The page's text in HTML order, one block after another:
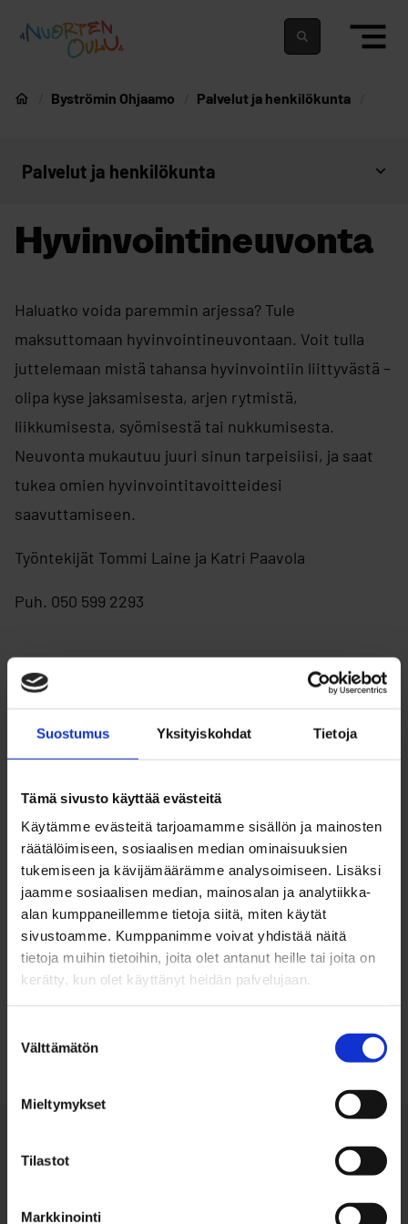
Suostumus Yksityiskohdat Tietoja
Tämä sivusto käyttää evästeitä
Käytämme evästeitä tarjoamamme sisällön ja mainosten
räätälöimiseen, sosiaalisen median ominaisuuksien
tukemiseen ja kävijämäärämme analysoimiseen. Lisäksi
jaamme sosiaalisen median, mainosalan ja analytiikka-
alan kumppaneillemme tietoja siitä, miten käytät
sivustoamme. Kumppanimme voivat yhdistää näitä
tietoja muihin tietoihin, joita olet antanut heille tai joita on
kerätty, kun olet käyttänyt heidän palvelujaan.
valinta
Välttämätön
Mieltymykset
Tilastot
Markkinointi
Nuortenoulu.fi etusivu
Nuorten Oulu
Byströmin Ohjaamo Palvelut ja henkilökunta
Avaa sivujen valikko
Palvelut ja henkilökunta
Hyvinvointineuvonta
Haluatko voida paremmin arjessa? Tule
maksuttomaan hyvinvointineuvontaan. Voit tulla
juttelemaan mistä tahansa hyvinvointiin liittyvästä –
olipa kyse jaksamisesta, arjen rytmistä,
liikkumisesta, syömisestä tai nukkumisesta.
Neuvonta mukautuu juuri sinun tarpeisiisi, ja saat
tukea omien hyvinvointitavoitteidesi
saavuttamiseen.
Työntekijät Tommi Laine ja Katri Paavola
Puh. 050 599 2293
Takaisin ylös